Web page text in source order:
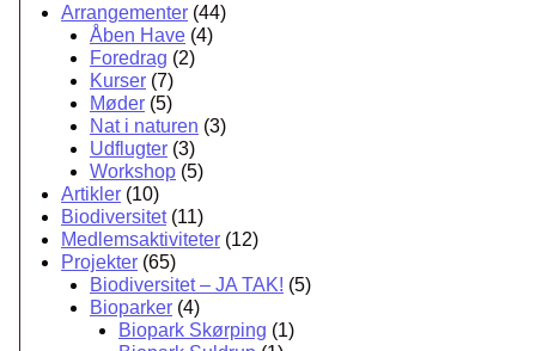
Arrangementer (44)
Åben Have (4)
Foredrag (2)
Kurser (7)
Møder (5)
Nat i naturen (3)
Udflugter (3)
Workshop (5)
Artikler (10)
Biodiversitet(11)
Medlemsaktiviteter (12)
Projekter (65)
Biodiversitet – JA TAK! (5)
Bioparker (4)
Biopark Skørping (1)